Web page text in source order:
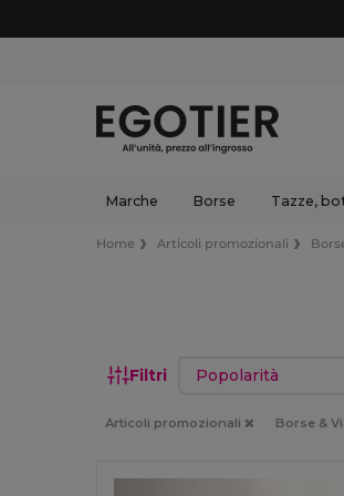
Marche Borse Tazze,
Home Articoli promozionali
Filtri Ordina per
Articoli promozionali Borse &